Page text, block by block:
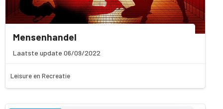
Mensenhandel
Laatste update 06/09/2022
Leisure en Recreatie